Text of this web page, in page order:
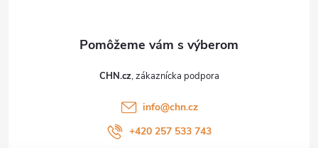
CHN.cz
info@chn.cz
+420 257 533 743